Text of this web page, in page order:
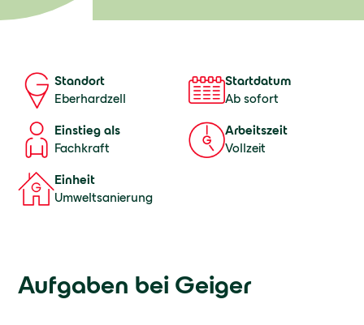
Standort
Eberhardzell
Startdatum
Ab sofort
Einstieg als
Fachkraft
Arbeitszeit
Vollzeit
Einheit
Umweltsanierung
Aufgaben bei Geiger